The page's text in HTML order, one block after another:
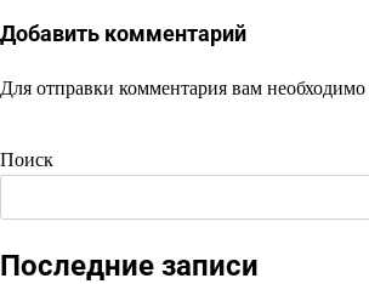
Добавить комментарий
Для отправки комментария вам необходимо
Поиск
Последние записи